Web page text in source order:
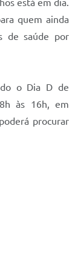
está em dia.
quem ainda
de saúde por
o Dia D de
às 16h, em
procurar